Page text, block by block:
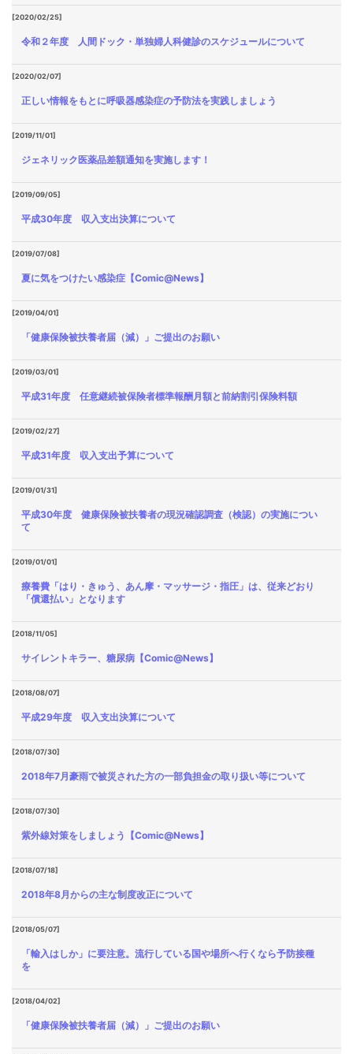
[2020/02/25]
令和２年度 人間ドック・単独婦人科健診のスケジュールについて
[2020/02/07]
正しい情報をもとに呼吸器感染症の予防法を実践しましょう
[2019/11/01]
ジェネリック医薬品差額通知を実施します！
[2019/09/05]
平成30年度 収入支出決算について
[2019/07/08]
夏に気をつけたい感染症【Comic@News】
[2019/04/01]
「健康保険被扶養者届（減）」ご提出のお願い
[2019/03/01]
平成31年度 任意継続被保険者標準報酬月額と前納割引保険料額
[2019/02/27]
平成31年度 収入支出予算について
[2019/01/31]
平成30年度 健康保険被扶養者の現況確認調査（検認）の実施につい
て
[2019/01/01]
療養費「はり・きゅう、あん摩・マッサージ・指圧」は、従来どおり
「償還払い」となります
[2018/11/05]
サイレントキラー、糖尿病【Comic@News】
[2018/08/07]
平成29年度 収入支出決算について
[2018/07/30]
2018年7月豪雨で被災された方の一部負担金の取り扱い等について
[2018/07/30]
紫外線対策をしましょう【Comic@News】
[2018/07/18]
2018年8月からの主な制度改正について
[2018/05/07]
「輸入はしか」に要注意。流行している国や場所へ行くなら予防接種
を
[2018/04/02]
「健康保険被扶養者届（減）」ご提出のお願い